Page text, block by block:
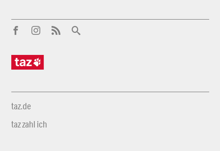
taz.de
taz zahl ich